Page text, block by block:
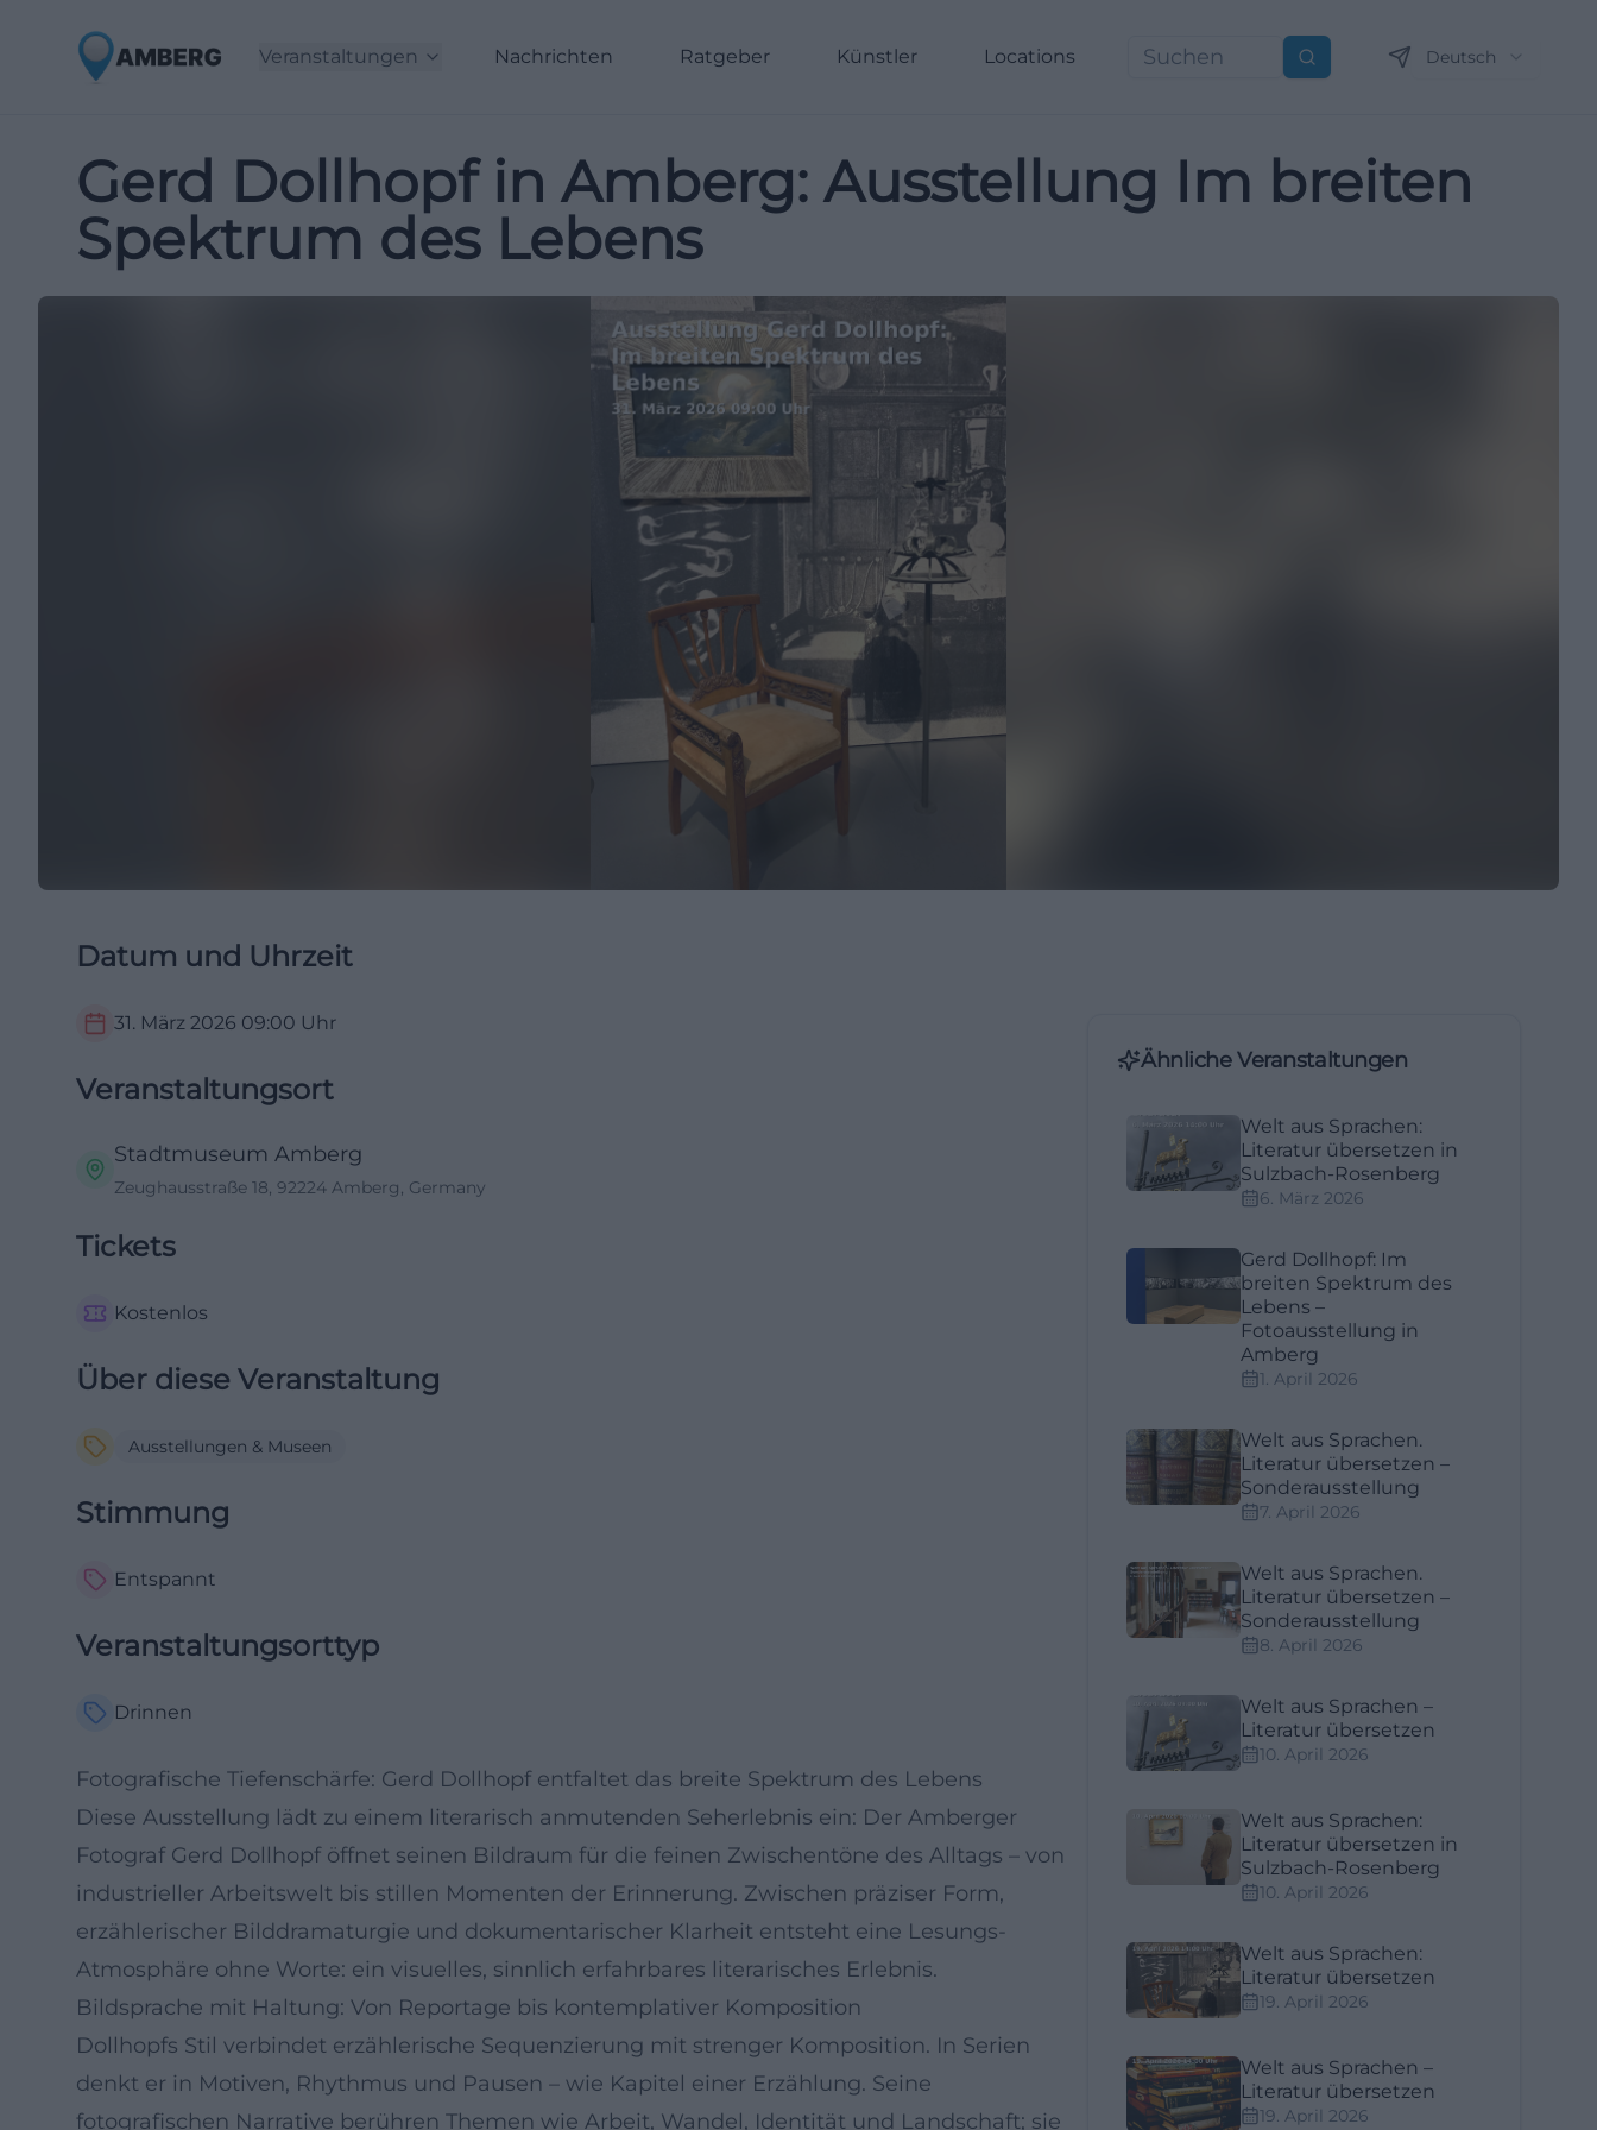
Veranstaltungen Nachrichten Ratgeber Künstler Locations Suchen Deutsch
Gerd Dollhopf in Amberg: Ausstellung Im breiten
Spektrum des Lebens
Datum und Uhrzeit
31. März 2026 09:00 Uhr
Veranstaltungsort
Stadtmuseum Amberg
Zeughausstraße 18, 92224 Amberg, Germany
Tickets
Kostenlos
Über diese Veranstaltung
Ausstellungen & Museen
Stimmung
Entspannt
Veranstaltungsorttyp
Drinnen
Fotografische Tiefenschärfe: Gerd Dollhopf entfaltet das breite Spektrum des Lebens
Diese Ausstellung lädt zu einem literarisch anmutenden Seherlebnis ein: Der Amberger
Fotograf Gerd Dollhopf öffnet seinen Bildraum für die feinen Zwischentöne des Alltags – von
industrieller Arbeitswelt bis stillen Momenten der Erinnerung. Zwischen präziser Form,
erzählerischer Bilddramaturgie und dokumentarischer Klarheit entsteht eine Lesungs-
Atmosphäre ohne Worte: ein visuelles, sinnlich erfahrbares literarisches Erlebnis.
Bildsprache mit Haltung: Von Reportage bis kontemplativer Komposition
Dollhopfs Stil verbindet erzählerische Sequenzierung mit strenger Komposition. In Serien
denkt er in Motiven, Rhythmus und Pausen – wie Kapitel einer Erzählung. Seine
fotografischen Narrative berühren Themen wie Arbeit, Wandel, Identität und Landschaft; sie
Ähnliche Veranstaltungen
Welt aus Sprachen:
Literatur übersetzen in
Sulzbach-Rosenberg
6. März 2026
Gerd Dollhopf: Im
breiten Spektrum des
Lebens –
Fotoausstellung in
Amberg
1. April 2026
Welt aus Sprachen.
Literatur übersetzen –
Sonderausstellung
7. April 2026
Welt aus Sprachen.
Literatur übersetzen –
Sonderausstellung
8. April 2026
Welt aus Sprachen –
Literatur übersetzen
10. April 2026
Welt aus Sprachen:
Literatur übersetzen in
Sulzbach-Rosenberg
10. April 2026
Welt aus Sprachen:
Literatur übersetzen
19. April 2026
Welt aus Sprachen –
Literatur übersetzen
19. April 2026